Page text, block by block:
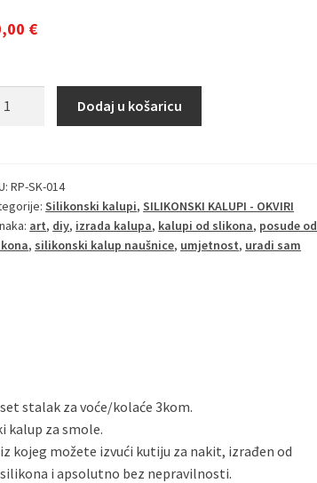
€
kolaće
Dodaj u košaricu
RP-SK-014
Silikonski kalupi,SILIKONSKI KALUPI - OKVIRI
art, diy, izrada kalupa, kalupi od slikona, posude od
, silikonski kalup naušnice, umjetnost, uradi sam
stalak za voće/kolaće 3kom.
kalup za smole.
kojeg možete izvući kutiju za nakit, izrađen od
i apsolutno bez nepravilnosti.